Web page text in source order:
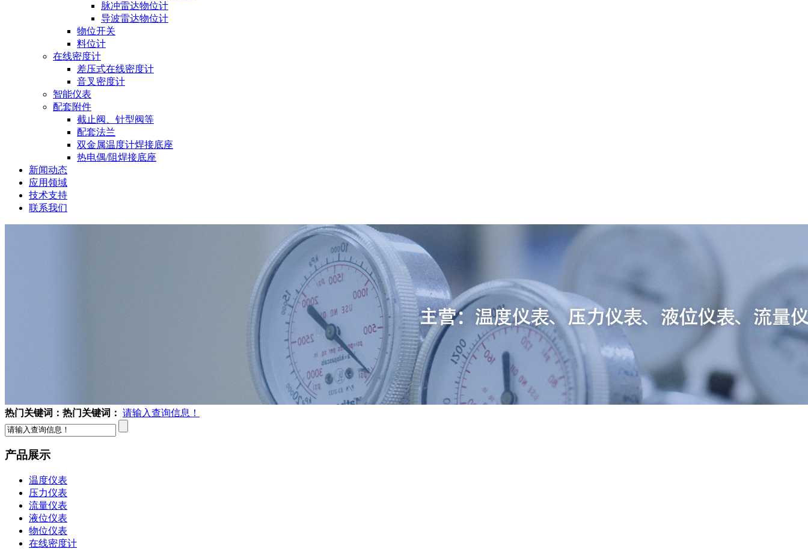
脉冲雷达物位计
导波雷达物位计
物位开关
料位计
在线密度计
差压式在线密度计
音叉密度计
智能仪表
配套附件
截止阀、针型阀等
配套法兰
双金属温度计焊接底座
热电偶/阻焊接底座
新闻动态
应用领域
技术支持
联系我们
热门关键词： 热门关键词： 请输入查询信息！
产品展示
温度仪表
压力仪表
流量仪表
液位仪表
物位仪表
在线密度计